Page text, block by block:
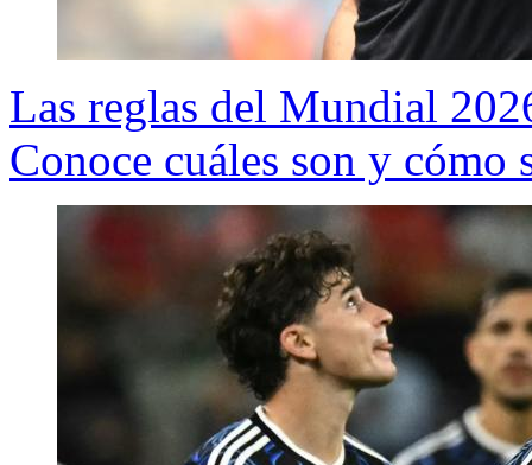
Las reglas del Mundial
Conoce cuáles son y cómo